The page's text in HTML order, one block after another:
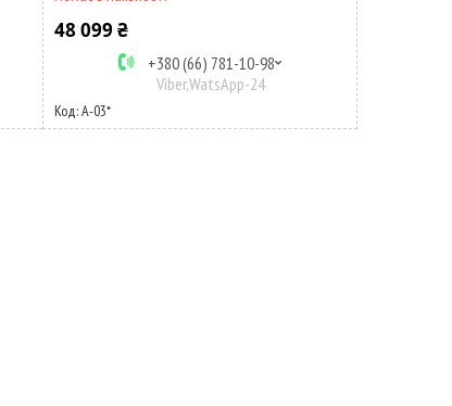
48 099 ₴
+380 (66) 781-10-98
Viber,WatsApp-24
A-03*